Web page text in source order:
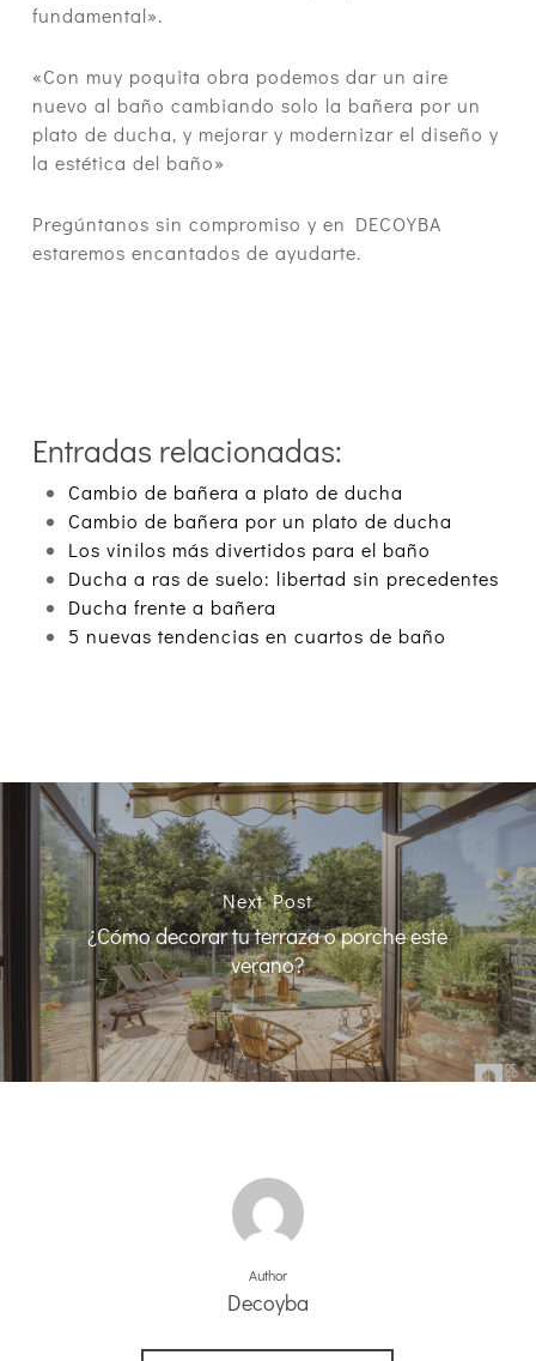
fundamental».
«Con muy poquita obra podemos dar un aire
nuevo al baño cambiando solo la bañera por un
plato de ducha, y mejorar y modernizar el diseño y
la estética del baño»
Pregúntanos sin compromiso y en DECOYBA
estaremos encantados de ayudarte.
Entradas relacionadas:
Cambio de bañera a plato de ducha
Cambio de bañera por un plato de ducha
Los vinilos más divertidos para el baño
Ducha a ras de suelo: libertad sin precedentes
Ducha frente a bañera
5 nuevas tendencias en cuartos de baño
Next Post
¿Cómo decorar tu terraza o porche este
verano?
Author
Decoyba